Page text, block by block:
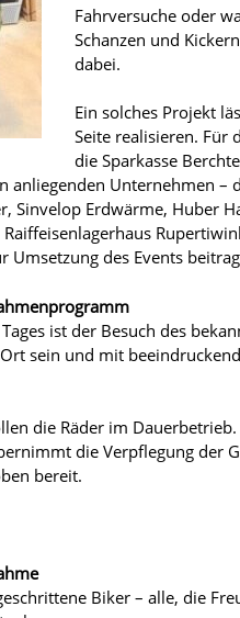
Fahrversuche oder
Schanzen und
dabei.
Ein solches Projekt
Seite realisieren. Für
die Sparkasse
anliegenden Unternehmen –
Sinvelop Erdwärme, Huber
Umsetzung des Events
ist der Besuch des
sein und mit
die Räder im
die Verpflegung der
bereit.
Biker – alle, die